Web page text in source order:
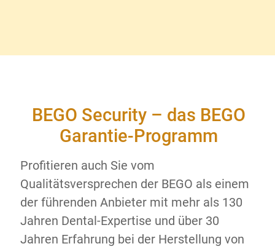
BEGO Security – das BEGO
Garantie-Programm
Profitieren auch Sie vom
Qualitätsversprechen der BEGO als einem
der führenden Anbieter mit mehr als 130
Jahren Dental-Expertise und über 30
Jahren Erfahrung bei der Herstellung von